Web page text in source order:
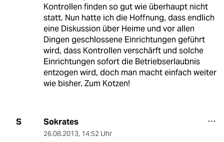
Kontrollen finden so gut wie überhaupt nicht
statt. Nun hatte ich die Hoffnung, dass endlich
eine Diskussion über Heime und vor allen
Dingen geschlossene Einrichtungen geführt
wird, dass Kontrollen verschärft und solche
Einrichtungen sofort die Betriebserlaubnis
entzogen wird, doch man macht einfach weiter
wie bisher. Zum Kotzen!
S Sokrates
26.08.2013, 14:52 Uhr